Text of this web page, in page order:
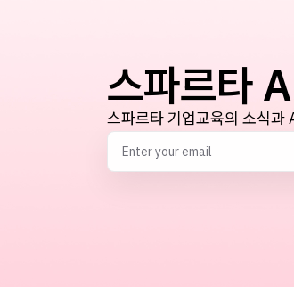
스파르타
스파르타 기업교육의 소식